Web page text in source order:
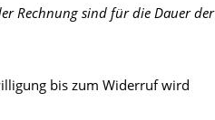
Rechnung sind für die Dauer der
bis zum Widerruf wird